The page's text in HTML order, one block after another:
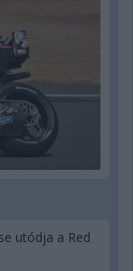
utódja a Red